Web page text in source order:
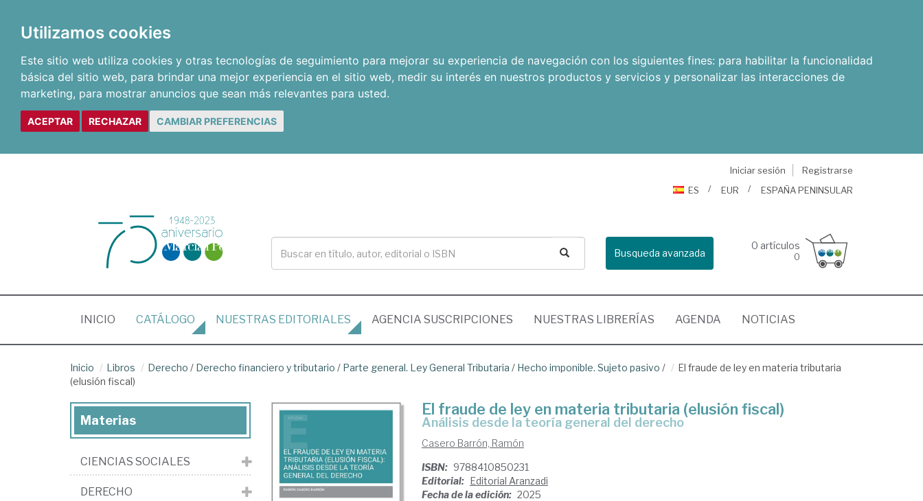
Utilizamos cookies
Este sitio web utiliza cookies y otras tecnologías de seguimiento para mejorar su experiencia de navegación con los siguientes fines: para habilitar la funcionalidad
básica del sitio web, para brindar una mejor experiencia en el sitio web, medir su interés en nuestros productos y servicios y personalizar las interacciones de
marketing, para mostrar anuncios que sean más relevantes para usted.
ACEPTAR RECHAZAR CAMBIAR PREFERENCIAS
Iniciar sesión
Registrarse
ES
EUR ESPAÑA PENINSULAR
Busqueda avanzada
0 artículos
0
INICIO (CURRENT)
CATÁLOGO NUESTRAS EDITORIALES AGENCIA SUSCRIPCIONES NUESTRAS LIBRERÍAS AGENDA NOTICIAS
Inicio Libros Derecho / Derecho financiero y tributario / Parte general. Ley General Tributaria / Hecho imponible. Sujeto pasivo /
El fraude de ley en materia tributaria
(elusión fiscal)
El fraude de ley en materia tributaria (elusión fiscal)
análisis desde la teoría general del derecho
Casero Barrón, Ramón
ISBN: 9788410850231
Editorial: Editorial Aranzadi
Fecha de la edición: 2025
Materias
CIENCIAS SOCIALES
DERECHO